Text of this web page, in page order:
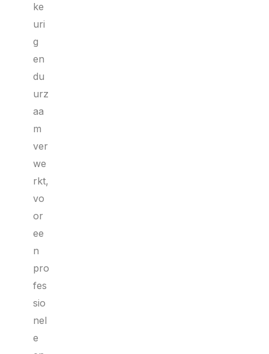
ke
uri
g
en
du
urz
aa
m
ver
we
rkt,
vo
or
ee
n
pro
fes
sio
nel
e